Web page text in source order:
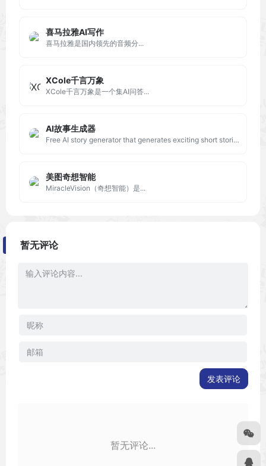
喜马拉雅AI写作
喜马拉雅是国内领先的音频分...
XCole千言万象
XCole千言万象是一个集AI问答...
AI故事生成器
Free AI story generator that generates exciting short stories with imaginative plots for you in seconds.
美图奇想智能
MiracleVision（奇想智能）是...
暂无评论
发表评论
暂无评论...